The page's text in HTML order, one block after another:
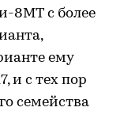
8МТ с более
ему
и с тех пор
семейства